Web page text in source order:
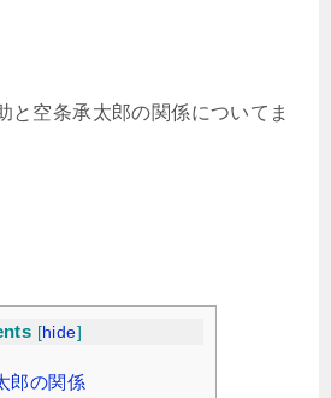
と空条承太郎の関係についてま
[hide]
郎の関係